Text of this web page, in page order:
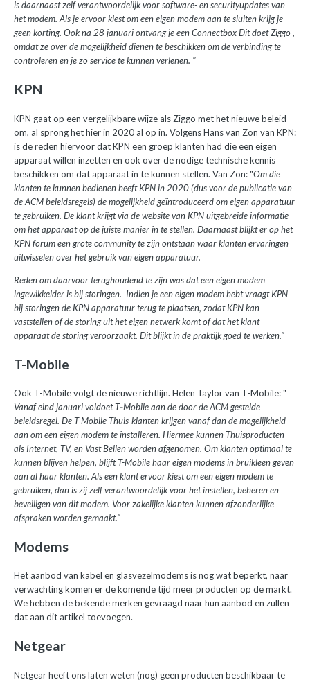
is daarnaast zelf verantwoordelijk voor software- en securityupdates van
het modem. Als je ervoor kiest om een eigen modem aan te sluiten krijg je
geen korting. Ook na 28 januari ontvang je een Connectbox Dit doet Ziggo ,
omdat ze over de mogelijkheid dienen te beschikken om de verbinding te
controleren en je zo service te kunnen verlenen. "
KPN
KPN gaat op een vergelijkbare wijze als Ziggo met het nieuwe beleid
om, al sprong het hier in 2020 al op in. Volgens Hans van Zon van KPN:
is de reden hiervoor dat KPN een groep klanten had die een eigen
apparaat willen inzetten en ook over de nodige technische kennis
beschikken om dat apparaat in te kunnen stellen. Van Zon: "Om die
klanten te kunnen bedienen heeft KPN in 2020 (dus voor de publicatie van
de ACM beleidsregels) de mogelijkheid geïntroduceerd om eigen apparatuur
te gebruiken. De klant krijgt via de website van KPN uitgebreide informatie
om het apparaat op de juiste manier in te stellen. Daarnaast blijkt er op het
KPN forum een grote community te zijn ontstaan waar klanten ervaringen
uitwisselen over het gebruik van eigen apparatuur.
Reden om daarvoor terughoudend te zijn was dat een eigen modem
ingewikkelder is bij storingen. Indien je een eigen modem hebt vraagt KPN
bij storingen de KPN apparatuur terug te plaatsen, zodat KPN kan
vaststellen of de storing uit het eigen netwerk komt of dat het klant
apparaat de storing veroorzaakt. Dit blijkt in de praktijk goed te werken."
T-Mobile
Ook T-Mobile volgt de nieuwe richtlijn. Helen Taylor van T-Mobile: "
Vanaf eind januari voldoet T‑Mobile aan de door de ACM gestelde
beleidsregel. De T-Mobile Thuis-klanten krijgen vanaf dan de mogelijkheid
aan om een eigen modem te installeren. Hiermee kunnen Thuisproducten
als Internet, TV, en Vast Bellen worden afgenomen. Om klanten optimaal te
kunnen blijven helpen, blijft T-Mobile haar eigen modems in bruikleen geven
aan al haar klanten. Als een klant ervoor kiest om een eigen modem te
gebruiken, dan is zij zelf verantwoordelijk voor het instellen, beheren en
beveiligen van dit modem. Voor zakelijke klanten kunnen afzonderlijke
afspraken worden gemaakt."
Modems
Het aanbod van kabel en glasvezelmodems is nog wat beperkt, naar
verwachting komen er de komende tijd meer producten op de markt.
We hebben de bekende merken gevraagd naar hun aanbod en zullen
dat aan dit artikel toevoegen.
Netgear
Netgear heeft ons laten weten (nog) geen producten beschikbaar te